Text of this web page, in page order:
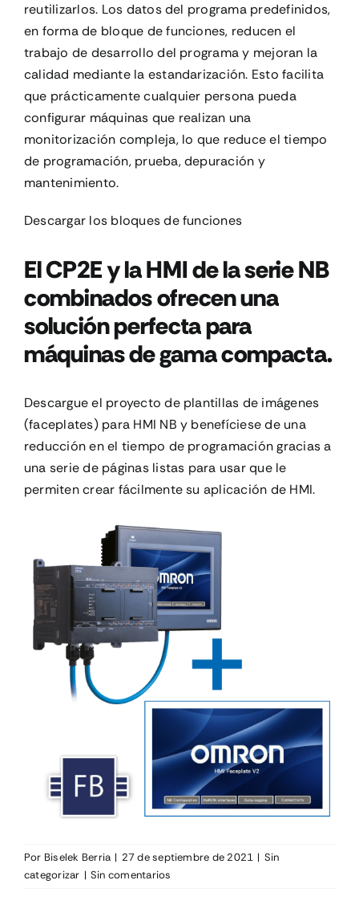
reutilizarlos. Los datos del programa predefinidos,
en forma de bloque de funciones, reducen el
trabajo de desarrollo del programa y mejoran la
calidad mediante la estandarización. Esto facilita
que prácticamente cualquier persona pueda
configurar máquinas que realizan una
monitorización compleja, lo que reduce el tiempo
de programación, prueba, depuración y
mantenimiento.
Descargar los bloques de funciones
El CP2E y la HMI de la serie NB
combinados ofrecen una
solución perfecta para
máquinas de gama compacta.
Descargue el proyecto de plantillas de imágenes
(faceplates) para HMI NB y benefíciese de una
reducción en el tiempo de programación gracias a
una serie de páginas listas para usar que le
permiten crear fácilmente su aplicación de HMI.
Por Biselek Berria | 27 de septiembre de 2021 | Sin
categorizar | Sin comentarios